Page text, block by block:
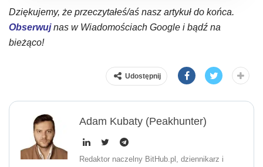
Dziękujemy, że przeczytałeś/aś nasz artykuł do końca.
Obserwujnas w Wiadomościach Google i bądź na
bieżąco!
Udostępnij
Adam Kubaty (peakhunter)
Redaktor naczelny BitHub.pl, dziennikarz i